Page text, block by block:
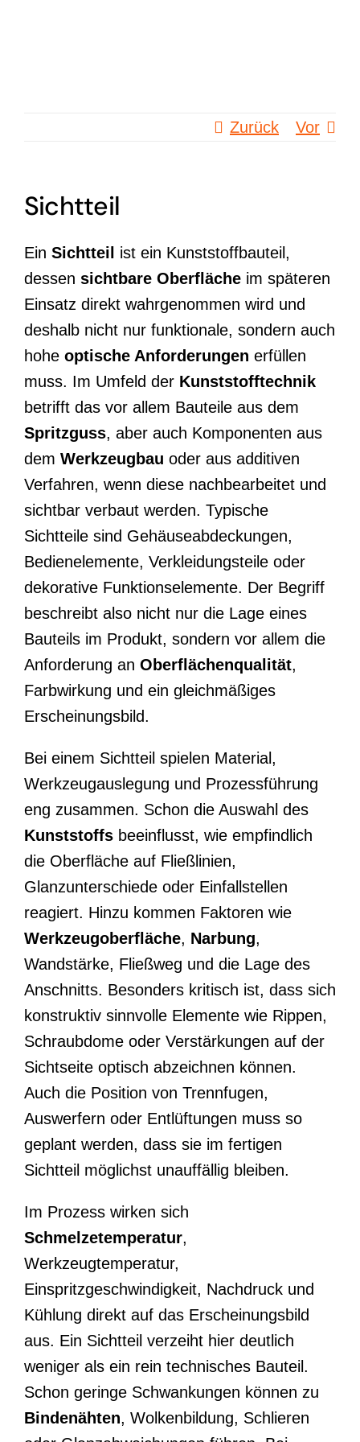
Zurück Vor
Sichtteil
Ein Sichtteil
ist ein Kunststoffbauteil,
dessen sichtbare Oberfläche im späteren
Einsatz direkt wahrgenommen wird und
deshalb nicht nur funktionale, sondern auch
hohe optische Anforderungen erfüllen
muss. Im Umfeld der Kunststofftechnik
betrifft das vor allem Bauteile aus dem
Spritzguss, aber auch Komponenten aus
dem Werkzeugbau oder aus additiven
Verfahren, wenn diese nachbearbeitet und
sichtbar verbaut werden. Typische
Sichtteile sind Gehäuseabdeckungen,
Bedienelemente, Verkleidungsteile oder
dekorative Funktionselemente. Der Begriff
beschreibt also nicht nur die Lage eines
Bauteils im Produkt, sondern vor allem die
Anforderung an Oberflächenqualität,
Farbwirkung und ein gleichmäßiges
Erscheinungsbild.
Bei einem Sichtteil spielen Material,
Werkzeugauslegung und Prozessführung
eng zusammen. Schon die Auswahl des
Kunststoffs beeinflusst, wie empfindlich
die Oberfläche auf Fließlinien,
Glanzunterschiede oder Einfallstellen
reagiert. Hinzu kommen Faktoren wie
Werkzeugoberfläche, Narbung,
Wandstärke, Fließweg und die Lage des
Anschnitts. Besonders kritisch ist, dass sich
konstruktiv sinnvolle Elemente wie Rippen,
Schraubdome oder Verstärkungen auf der
Sichtseite optisch abzeichnen können.
Auch die Position von Trennfugen,
Auswerfern oder Entlüftungen muss so
geplant werden, dass sie im fertigen
Sichtteil möglichst unauffällig bleiben.
Im Prozess wirken sich
Schmelzetemperatur,
Werkzeugtemperatur,
Einspritzgeschwindigkeit, Nachdruck und
Kühlung direkt auf das Erscheinungsbild
aus. Ein Sichtteil verzeiht hier deutlich
weniger als ein rein technisches Bauteil.
Schon geringe Schwankungen können zu
Bindenähten, Wolkenbildung, Schlieren